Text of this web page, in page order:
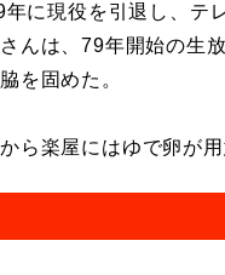
に現役を引退し、テ
んは、79年開始の生
を固めた。
ら楽屋にはゆで卵が